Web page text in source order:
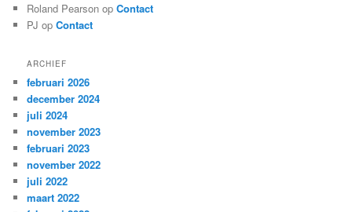
Roland Pearson opContact
PJ opContact
ARCHIEF
februari 2026
december 2024
juli 2024
november 2023
februari 2023
november 2022
juli 2022
maart 2022